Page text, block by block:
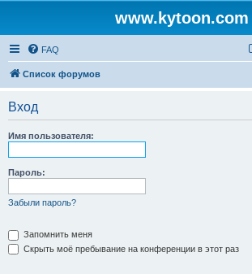
www.kytoon.com
FAQ
Список форумов
Вход
Имя пользователя:
Пароль:
Забыли пароль?
Запомнить меня
Скрыть моё пребывание на конференции в этот раз